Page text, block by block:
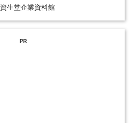
資生堂企業資料館
PR